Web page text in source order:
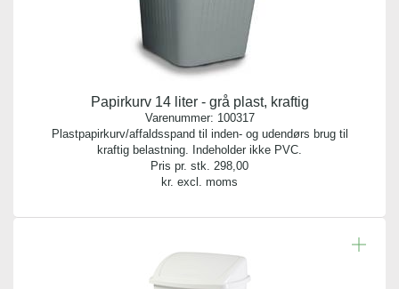
Papirkurv 14 liter - grå plast, kraftig
Varenummer: 100317
Plastpapirkurv/affaldsspand til inden- og udendørs brug til
kraftig belastning. Indeholder ikke PVC.
Pris pr. stk. 298,00
kr. excl. moms